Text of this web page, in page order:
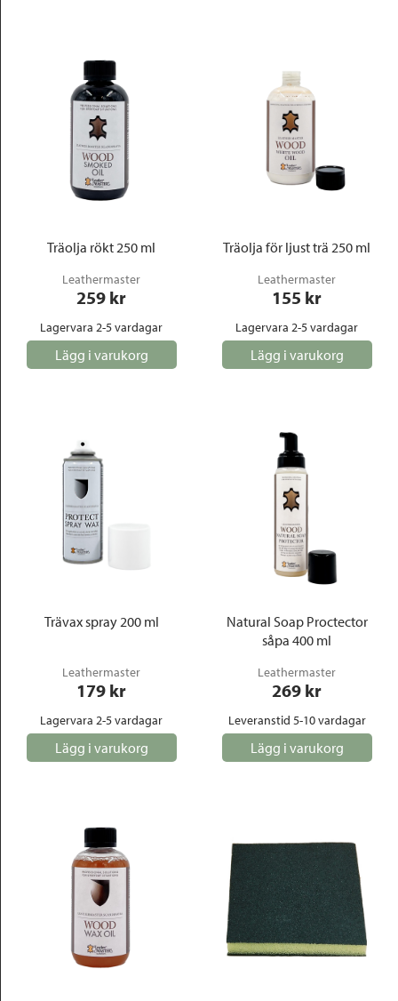
Träolja rökt 250 ml
Leathermaster
259 kr
Lagervara 2-5 vardagar
Lägg i varukorg
Träolja för ljust trä 250 ml
Leathermaster
155 kr
Lagervara 2-5 vardagar
Lägg i varukorg
Trävax spray 200 ml
Leathermaster
179 kr
Lagervara 2-5 vardagar
Lägg i varukorg
Natural Soap Proctector
såpa 400 ml
Leathermaster
269 kr
Leveranstid 5-10 vardagar
Lägg i varukorg